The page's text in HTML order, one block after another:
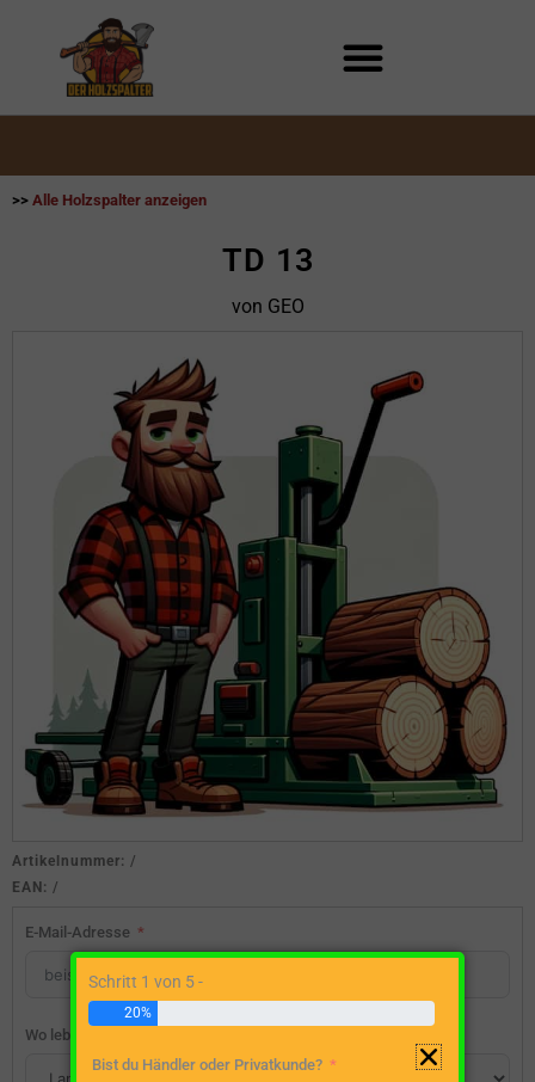
>> Alle Holzspalter anzeigen
TD 13
von GEO
Artikelnummer: /
EAN: /
E-Mail-Adresse
Wo lebst du?
Schritt 1 von 5 -
20%
Bist du Händler oder Privatkunde?